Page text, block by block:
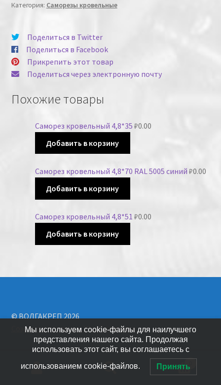
Категория: Саморезы кровельные
Поделиться в Twitter
Поделиться в Facebook
Прикрепить этот товар
Поделиться через электронную почту
Похожие товары
Саморез кровельный 4,8*35 ₽0.00
Добавить в корзину
Саморез кровельный 4,8*70 RAL 5005 синий ₽0.00
Добавить в корзину
Саморез кровельный 4,8*51 ₽0.00
Добавить в корзину
© ВОЛГАКРЕП 2026
Создано с помощью WooCommerce
Мы используем cookie-файлы для наилучшего
представления нашего сайта. Продолжая
использовать этот сайт, вы соглашаетесь с
использованием cookie-файлов. Принять